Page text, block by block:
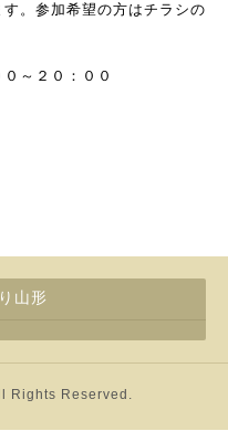
す。参加希望の方はチラシの
～２０：００
山形
Rights Reserved.